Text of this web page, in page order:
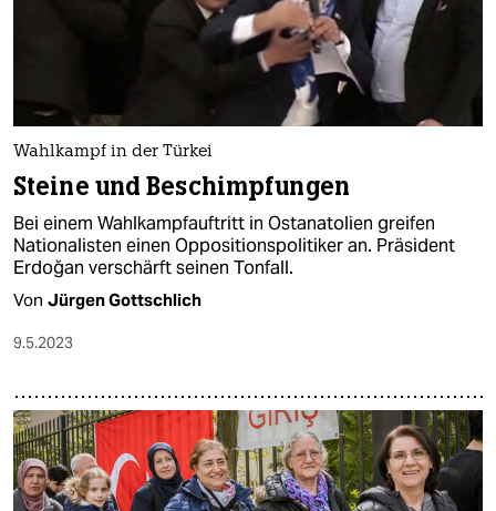
Wahlkampf in der Türkei
Steine und Beschimpfungen
Bei einem Wahlkampfauftritt in Ostanatolien greifen
Nationalisten einen Oppositionspolitiker an. Präsident
Erdoğan verschärft seinen Tonfall.
Von Jürgen Gottschlich
9.5.2023